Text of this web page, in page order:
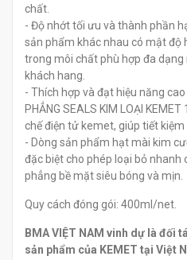
chất.
- Độ nhớt tối ưu và thành phần
sản phẩm khác nhau có mật độ
trong môi chất phù hợp đa dạng
khách hang.
- Thích hợp và đạt hiệu năng
PHẲNG SEALS KIM LOẠI
chế điện tử kemet, giúp tiết
- Dòng sản phẩm hạt mài kim
đặc biệt cho phép loại bỏ
phẳng bề mặt siêu bóng và mịn.
Quy cách đóng gói: 400ml/net.
BMA VIỆT NAM vinh dự là đối
sản phẩm của KEMET tại Việt